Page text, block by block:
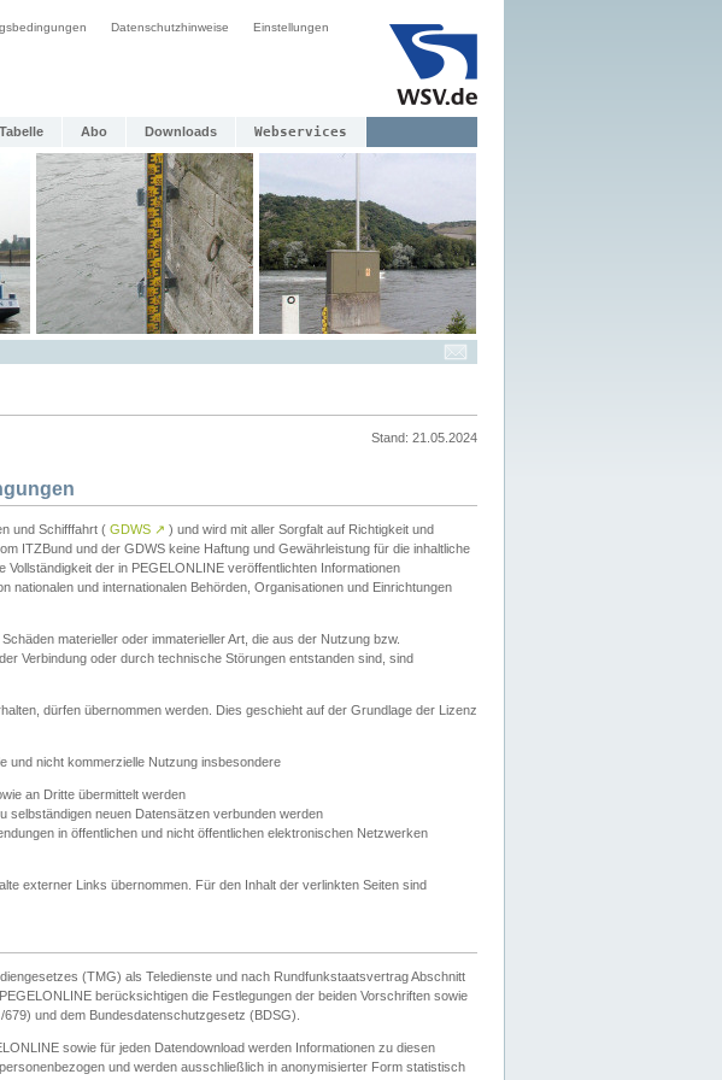
Datenschutzhinweise Einstellungen
Abo Downloads Webservices
Stand: 21.05.2024
und Schifffahrt ( GDWS ↗ ) und wird mit aller Sorgfalt auf Richtigkeit und
ITZBund und der GDWS keine Haftung und Gewährleistung für die inhaltliche
der in PEGELONLINE veröffentlichten Informationen
und internationalen Behörden, Organisationen und Einrichtungen
materieller oder immaterieller Art, die aus der Nutzung bzw.
Verbindung oder durch technische Störungen entstanden sind, sind
dürfen übernommen werden. Dies geschieht auf der Grundlage der Lizenz
und nicht kommerzielle Nutzung insbesondere
an Dritte übermittelt werden
selbständigen neuen Datensätzen verbunden werden
in öffentlichen und nicht öffentlichen elektronischen Netzwerken
externer Links übernommen. Für den Inhalt der verlinkten Seiten sind
(TMG) als Teledienste und nach Rundfunkstaatsvertrag Abschnitt
berücksichtigen die Festlegungen der beiden Vorschriften sowie
und dem Bundesdatenschutzgesetz (BDSG).
sowie für jeden Datendownload werden Informationen zu diesen
und werden ausschließlich in anonymisierter Form statistisch